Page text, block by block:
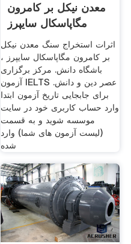
معدن نیکل بر کامرون
مگاپاسکال سایپرز
اثرات استخراج سنگ معدن نیکل
بر کامرون مگاپاسکال سایپرز ،
باشگاه دانش. مرکز برگزاری
آزمون IELTS عصر دین و دانش.
برای جابجایی تاریخ آزمون ابتدا
وارد حساب کاربری خود در سایت
موسسه شوید و به قسمت
(لیست آزمون های شما) وارد
شده